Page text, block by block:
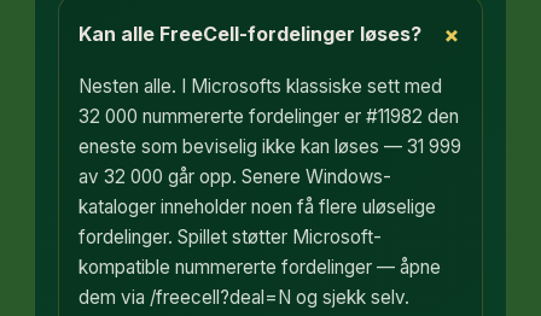
Kan alle FreeCell-fordelinger løses? +
Nesten alle. I Microsofts klassiske sett med
32 000 nummererte fordelinger er #11982 den
eneste som beviselig ikke kan løses — 31 999
av 32 000 går opp. Senere Windows-
kataloger inneholder noen få flere uløselige
fordelinger. Spillet støtter Microsoft-
kompatible nummererte fordelinger — åpne
dem via /freecell?deal=N og sjekk selv.